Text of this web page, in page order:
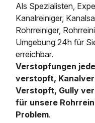
Als Spezialisten,
Kanalreiniger,
Rohrreiniger,
Umgebung 24h für
erreichbar.
Verstopfungen
verstopft,
Verstopft, Gully
für unsere
Problem.